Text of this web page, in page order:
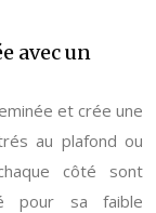
avec un
et crée une
au plafond ou
côté sont
pour sa faible